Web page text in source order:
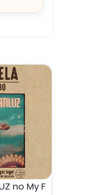
no My F